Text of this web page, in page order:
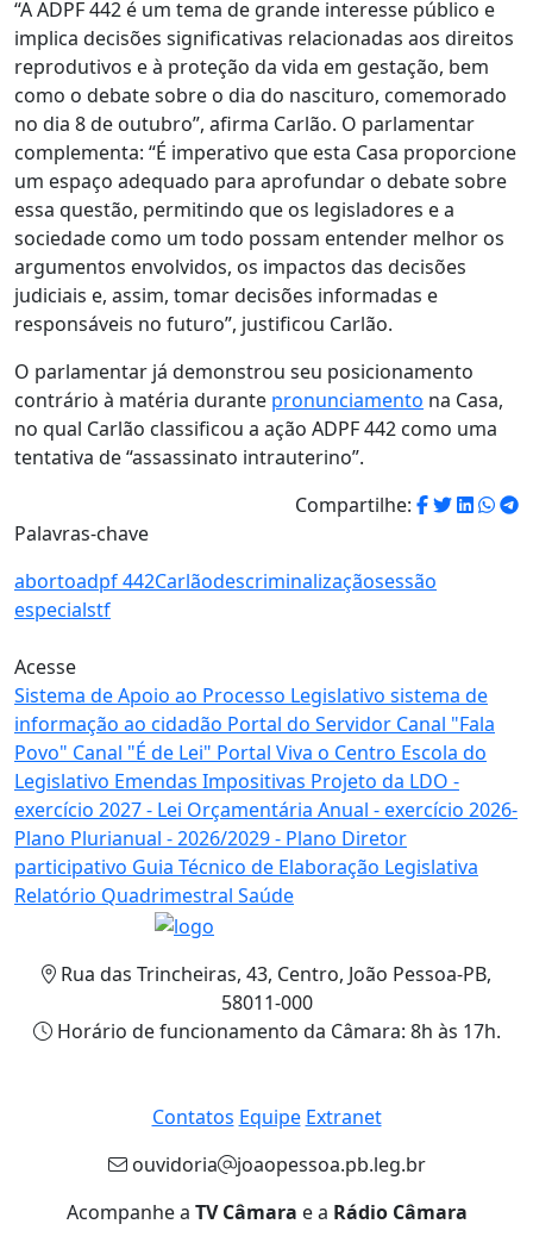
“A ADPF 442 é um tema de grande interesse público e
implica decisões significativas relacionadas aos direitos
reprodutivos e à proteção da vida em gestação, bem
como o debate sobre o dia do nascituro, comemorado
no dia 8 de outubro”, afirma Carlão. O parlamentar
complementa: “É imperativo que esta Casa proporcione
um espaço adequado para aprofundar o debate sobre
essa questão, permitindo que os legisladores e a
sociedade como um todo possam entender melhor os
argumentos envolvidos, os impactos das decisões
judiciais e, assim, tomar decisões informadas e
responsáveis no futuro”, justificou Carlão.
O parlamentar já demonstrou seu posicionamento
contrário à matéria durante pronunciamento na Casa,
no qual Carlão classificou a ação ADPF 442 como uma
tentativa de “assassinato intrauterino”.
Compartilhe:
Palavras-chave
abortoadpf 442Carlãodescriminalizaçãosessão
especialstf
Acesse
Sistema de Apoio ao Processo Legislativo sistema de
informação ao cidadão Portal do Servidor Canal "Fala
Povo" Canal "É de Lei" Portal Viva o Centro Escola do
Legislativo Emendas Impositivas Projeto da LDO -
exercício 2027 - Lei Orçamentária Anual - exercício 2026-
Plano Plurianual - 2026/2029 - Plano Diretor
participativo Guia Técnico de Elaboração Legislativa
Relatório Quadrimestral Saúde
Rua das Trincheiras, 43, Centro, João Pessoa-PB,
58011-000
Horário de funcionamento da Câmara: 8h às 17h.
Contatos Equipe Extranet
ouvidoria
joaopessoa.pb.leg.br
Acompanhe a TV Câmara e a Rádio Câmara